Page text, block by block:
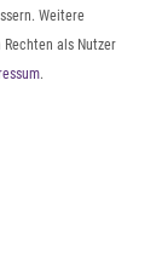
Guide
organisieren
Weitere
Rechten als Nutzer
.